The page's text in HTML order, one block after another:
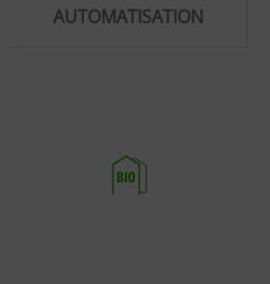
AUTOMATISATION